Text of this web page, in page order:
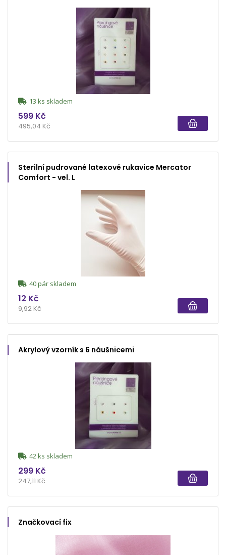
13 ks skladem
599 Kč
495,04 Kč
Sterilní pudrované latexové rukavice Mercator
Comfort - vel. L
40 pár skladem
12 Kč
9,92 Kč
Akrylový vzorník s 6 náušnicemi
42 ks skladem
299 Kč
247,11 Kč
Značkovací fix